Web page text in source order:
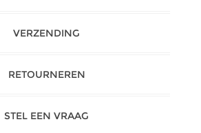
VERZENDING
RETOURNEREN
STEL EEN VRAAG